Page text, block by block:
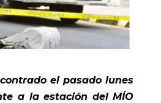
el pasado lunes
a la estación del MÍO